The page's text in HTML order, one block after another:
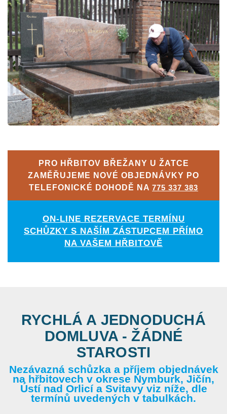
PRO HŘBITOV BŘEŽANY U ŽATCE
ZAMĚŘUJEME NOVÉ OBJEDNÁVKY PO
TELEFONICKÉ DOHODĚ NA 775 337 383
ON-LINE REZERVACE TERMÍNU
SCHŮZKY S NAŠÍM ZÁSTUPCEM PŘÍMO
NA VAŠEM HŘBITOVĚ
RYCHLÁ A JEDNODUCHÁ
DOMLUVA - ŽÁDNÉ
STAROSTI
Nezávazná schůzka a příjem objednávek
na hřbitovech v okrese Nymburk, Jičín,
Ústí nad Orlicí a Svitavy viz níže, dle
termínů uvedených v tabulkách.